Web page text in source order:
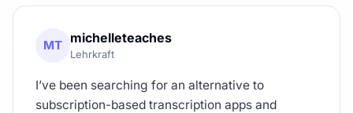
MT michelleteaches
Lehrkraft
I’ve been searching for an alternative to
subscription-based transcription apps and